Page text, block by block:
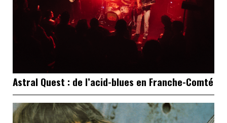
Astral Quest : de l’acid-blues en Franche-Comté